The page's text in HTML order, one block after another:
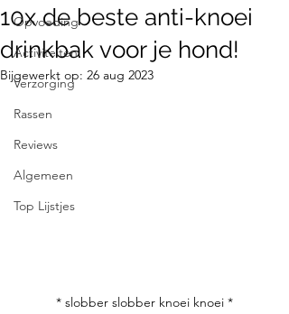
Opvoeding
Activiteiten
Verzorging
Rassen
Reviews
Algemeen
Top Lijstjes
10x de beste anti-knoei
drinkbak voor je hond!
Bijgewerkt op: 26 aug 2023
* slobber slobber knoei knoei *